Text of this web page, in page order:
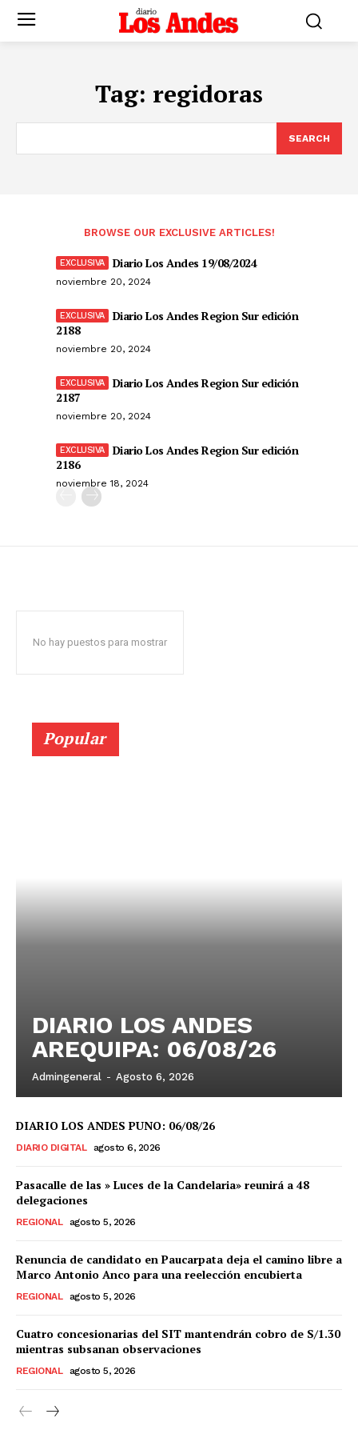
Tag: regidoras
SEARCH
BROWSE OUR EXCLUSIVE ARTICLES!
Diario Los Andes 19/08/2024
noviembre 20, 2024
Diario Los Andes Region Sur edición
2188
noviembre 20, 2024
Diario Los Andes Region Sur edición
2187
noviembre 20, 2024
Diario Los Andes Region Sur edición
2186
noviembre 18, 2024
No hay puestos para mostrar
Popular
DIARIO LOS ANDES
AREQUIPA: 06/08/26
Admingeneral - Agosto 6, 2026
DIARIO LOS ANDES PUNO: 06/08/26
DIARIO DIGITAL agosto 6, 2026
Pasacalle de las » Luces de la Candelaria» reunirá a 48
delegaciones
REGIONAL agosto 5, 2026
Renuncia de candidato en Paucarpata deja el camino libre a
Marco Antonio Anco para una reelección encubierta
REGIONAL agosto 5, 2026
Cuatro concesionarias del SIT mantendrán cobro de S/1.30
mientras subsanan observaciones
REGIONAL agosto 5, 2026